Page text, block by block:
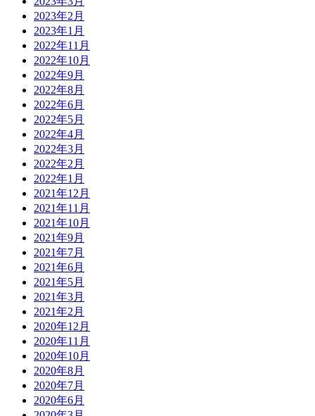
2023年2月
2023年1月
2022年11月
2022年10月
2022年9月
2022年8月
2022年6月
2022年5月
2022年4月
2022年3月
2022年2月
2022年1月
2021年12月
2021年11月
2021年10月
2021年9月
2021年7月
2021年6月
2021年5月
2021年3月
2021年2月
2020年12月
2020年11月
2020年10月
2020年8月
2020年7月
2020年6月